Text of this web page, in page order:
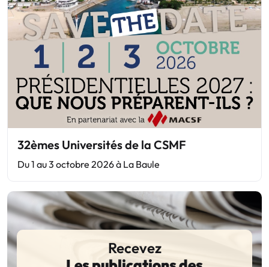
32èmes Universités de la CSMF
Du 1 au 3 octobre 2026 à La Baule
Recevez